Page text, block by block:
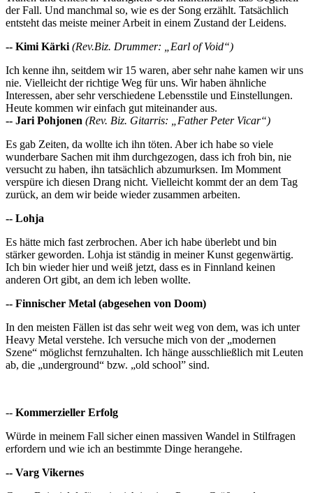
der Fall. Und manchmal so, wie es der Song erzählt. Tatsächlich
entsteht das meiste meiner Arbeit in einem Zustand der Leidens.
-- Kimi Kärki (Rev.Biz. Drummer: „Earl of Void“)
Ich kenne ihn, seitdem wir 15 waren, aber sehr nahe kamen wir uns
nie. Vielleicht der richtige Weg für uns. Wir haben ähnliche
Interessen, aber sehr verschiedene Lebensstile und Einstellungen.
Heute kommen wir einfach gut miteinander aus.
-- Jari Pohjonen (Rev. Biz. Gitarris: „Father Peter Vicar“)
Es gab Zeiten, da wollte ich ihn töten. Aber ich habe so viele
wunderbare Sachen mit ihm durchgezogen, dass ich froh bin, nie
versucht zu haben, ihn tatsächlich abzumurksen. Im Momment
verspüre ich diesen Drang nicht. Vielleicht kommt der an dem Tag
zurück, an dem wir beide wieder zusammen arbeiten.
-- Lohja
Es hätte mich fast zerbrochen. Aber ich habe überlebt und bin
stärker geworden. Lohja ist ständig in meiner Kunst gegenwärtig.
Ich bin wieder hier und weiß jetzt, dass es in Finnland keinen
anderen Ort gibt, an dem ich leben wollte.
-- Finnischer Metal (abgesehen von Doom)
In den meisten Fällen ist das sehr weit weg von dem, was ich unter
Heavy Metal verstehe. Ich versuche mich von der „modernen
Szene“ möglichst fernzuhalten. Ich hänge ausschließlich mit Leuten
ab, die „underground“ bzw. „old school” sind.
-- Kommerzieller Erfolg
Würde in meinem Fall sicher einen massiven Wandel in Stilfragen
erfordern und wie ich an bestimmte Dinge herangehe.
-- Varg Vikernes